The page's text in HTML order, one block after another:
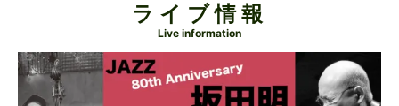
ライブ情報
Live information